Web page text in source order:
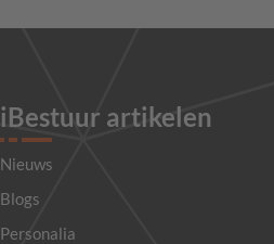
iBestuur artikelen
Nieuws
Blogs
Personalia